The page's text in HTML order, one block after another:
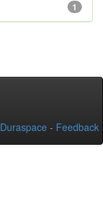
1
Duraspace - Feedback